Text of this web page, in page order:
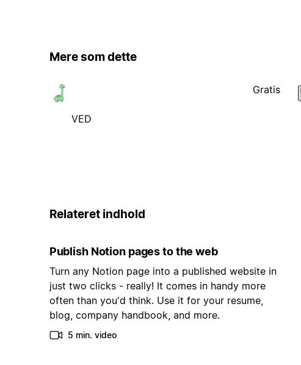
Mere som dette
VED
Gratis
Relateret indhold
Publish Notion pages to the web
Turn any Notion page into a published website in
just two clicks - really! It comes in handy more
often than you'd think. Use it for your resume,
blog, company handbook, and more.
5 min. video